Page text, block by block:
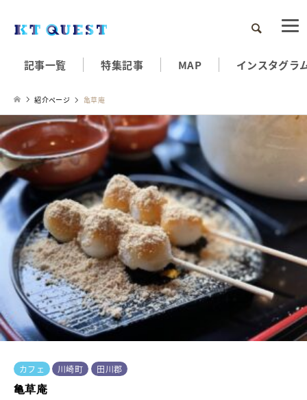
検索
記事一覧 特集記事 MAP インスタグラ
紹介ページ 亀草庵
カフェ 川崎町
田川郡
亀草庵